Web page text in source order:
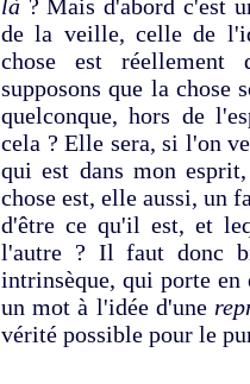
là ? Mais d'abord c'est
de la veille, celle de
chose est réellement
supposons que la chose
quelconque, hors de
cela ? Elle sera, si l'on
qui est dans mon
chose est, elle aussi, un
d'être ce qu'il est, et
l'autre ? Il faut donc
intrinsèque, qui porte en
un mot à l'idée d'une
vérité possible pour le